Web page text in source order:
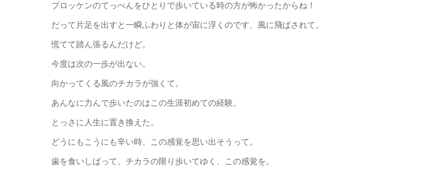
ブロッケンのてっぺんをひとりで歩いている時の方が怖かったからね！
だって片足を出すと一瞬ふわりと体が宙に浮くのです、風に飛ばされて。
慌てて踏ん張るんだけど。
今度は次の一歩が出ない。
向かってくる風のチカラが強くて。
あんなに力んで歩いたのはこの生涯初めての経験。
とっさに人生に置き換えた。
どうにもこうにも辛い時、この感覚を思い出そうって。
歯を食いしばって。チカラの限り歩いてゆく、この感覚を。